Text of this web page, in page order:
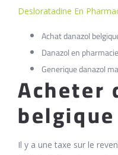
Desloratadine En
Achat danazol
Danazol en
Generique danazol
Acheter
belgique
Il y a une taxe sur le